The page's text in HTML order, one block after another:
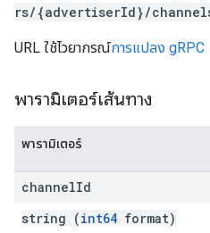
rs/{advertiserId}/
URL ใช้ไวยากรณ์การแปลง gRPC
พารามิเตอร์เส้นทาง
พารามิเตอร์
channelId
string (int64 format)